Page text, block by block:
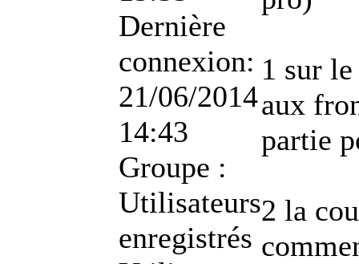
Dernière
connexion:
21/06/2014
14:43
Groupe :
Utilisateurs
enregistrés
1 sur
aux
partie
2 la